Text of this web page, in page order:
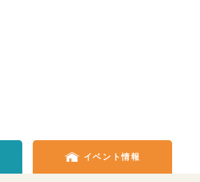
イベント情報